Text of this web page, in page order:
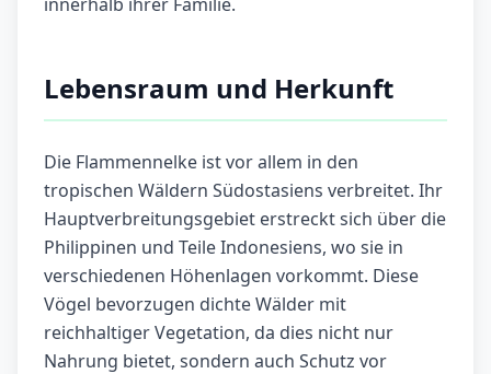
Lebensraum und Herkunft
Die Flammennelke ist vor allem in den
tropischen Wäldern Südostasiens verbreitet. Ihr
Hauptverbreitungsgebiet erstreckt sich über die
Philippinen und Teile Indonesiens, wo sie in
verschiedenen Höhenlagen vorkommt. Diese
Vögel bevorzugen dichte Wälder mit
reichhaltiger Vegetation, da dies nicht nur
Nahrung bietet, sondern auch Schutz vor